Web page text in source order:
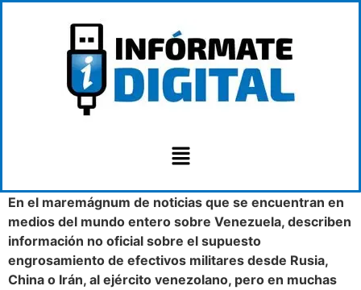
En el maremágnum de noticias que se encuentran en
medios del mundo entero sobre Venezuela, describen
información no oficial sobre el supuesto
engrosamiento de efectivos militares desde Rusia,
China o Irán, al ejército venezolano, pero en muchas